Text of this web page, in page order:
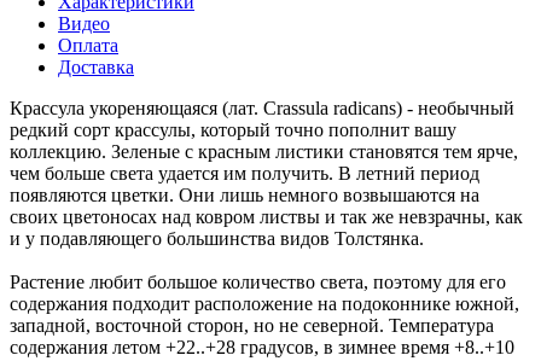
Видео
Оплата
Доставка
Крассула укореняющаяся (лат. Crassula radicans) - необычный
редкий сорт крассулы, который точно пополнит вашу
коллекцию. Зеленые с красным листики становятся тем ярче,
чем больше света удается им получить. В летний период
появляются цветки. Они лишь немного возвышаются на
своих цветоносах над ковром листвы и так же невзрачны, как
и у подавляющего большинства видов Толстянка.
Растение любит большое количество света, поэтому для его
содержания подходит расположение на подоконнике южной,
западной, восточной сторон, но не северной. Температура
содержания летом +22..+28 градусов, в зимнее время +8..+10